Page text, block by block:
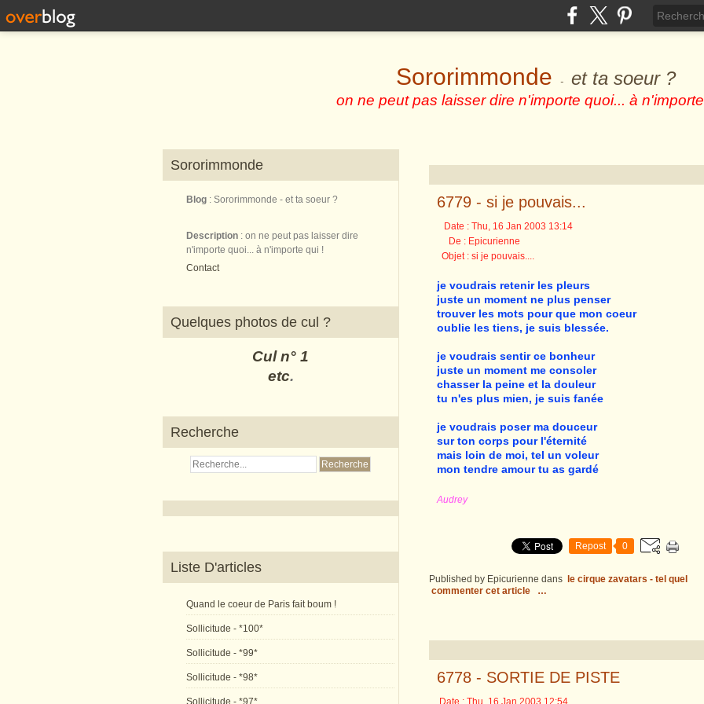
Sororimmonde - et ta soeur ?
on ne peut pas laisser dire n'importe quoi... à
Sororimmonde
Blog : Sororimmonde - et ta soeur ?
Description : on ne peut pas laisser dire
n'importe quoi... à n'importe qui !
Contact
Quelques photos de cul ?
Cul n° 1
etc.
Recherche
Liste D'articles
Quand le coeur de Paris fait boum !
Sollicitude - *100*
Sollicitude - *99*
Sollicitude - *98*
Sollicitude - *97*
6779 - si je pouvais...
Date : Thu, 16 Jan 2003 13:14
De : Epicurienne
Objet : si je pouvais....
je voudrais retenir les pleurs
juste un moment ne plus penser
trouver les mots pour que mon coeur
oublie les tiens, je suis blessée.
je voudrais sentir ce bonheur
juste un moment me consoler
chasser la peine et la douleur
tu n'es plus mien, je suis fanée
je voudrais poser ma douceur
sur ton corps pour l'éternité
mais loin de moi, tel un voleur
mon tendre amour tu as gardé
Audrey
Repost 0
Published by Epicurienne dans
le cirque zavatars - tel quel
commenter cet article
…
6778 - SORTIE DE PISTE
Date : Thu, 16 Jan 2003 12:54